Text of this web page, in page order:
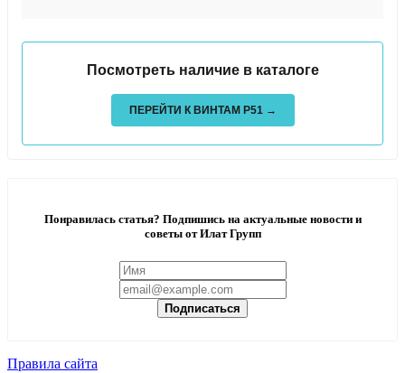
Посмотреть наличие в каталоге
ПЕРЕЙТИ К ВИНТАМ Р51 →
Понравилась статья? Подпишись на актуальные новости и
советы от Илат Групп
Подписаться
Правила сайта